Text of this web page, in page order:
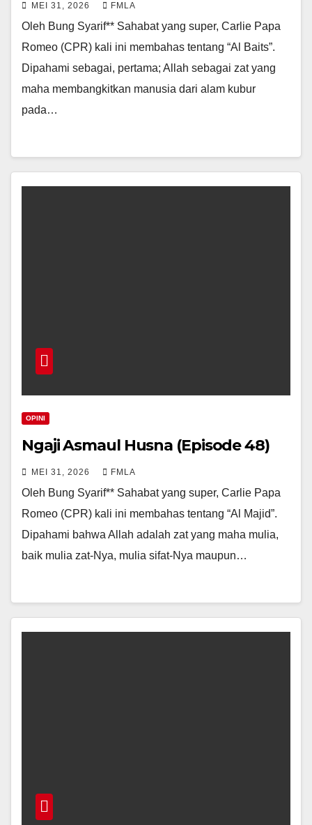
MEI 31, 2026 FMLA
Oleh Bung Syarif** Sahabat yang super, Carlie Papa
Romeo (CPR) kali ini membahas tentang “Al Baits”.
Dipahami sebagai, pertama; Allah sebagai zat yang
maha membangkitkan manusia dari alam kubur
pada…
OPINI
Ngaji Asmaul Husna (Episode 48)
MEI 31, 2026 FMLA
Oleh Bung Syarif** Sahabat yang super, Carlie Papa
Romeo (CPR) kali ini membahas tentang “Al Majid”.
Dipahami bahwa Allah adalah zat yang maha mulia,
baik mulia zat-Nya, mulia sifat-Nya maupun…